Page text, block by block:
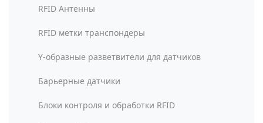
RFID Антенны
RFID метки транспондеры
Y-образные разветвители для датчиков
Барьерные датчики
Блоки контроля и обработки RFID